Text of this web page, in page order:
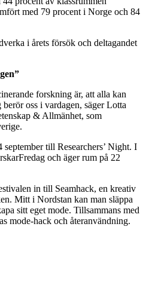
med 79 procent i Norge och 84
i årets försök och deltagandet
forskning är, att alla kan
oss i vardagen, säger Lotta
& Allmänhet, som
till Researchers’ Night. I
och äger rum på 22
in till Seamhack, en kreativ
Mitt i Nordstan kan man släppa
sitt eget mode. Tillsammans med
mode-hack och återanvändning.